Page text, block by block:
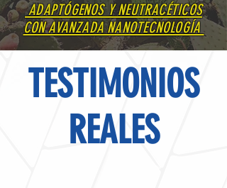
ADAPTÓGENOS Y NEUTRACÉTICOS
CON AVANZADA NANOTECNOLOGÍA
TESTIMONIOS
REALES